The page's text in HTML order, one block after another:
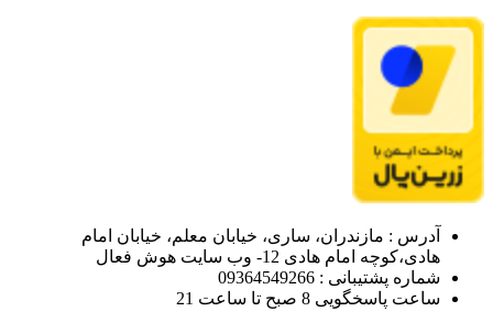
آدرس : مازندران، ساری، خیابان معلم، خیابان امام
هادی،کوچه امام هادی 12- وب سایت هوش فعال
شماره پشتیبانی : 09364549266
ساعت پاسخگویی 8 صبح تا ساعت 21